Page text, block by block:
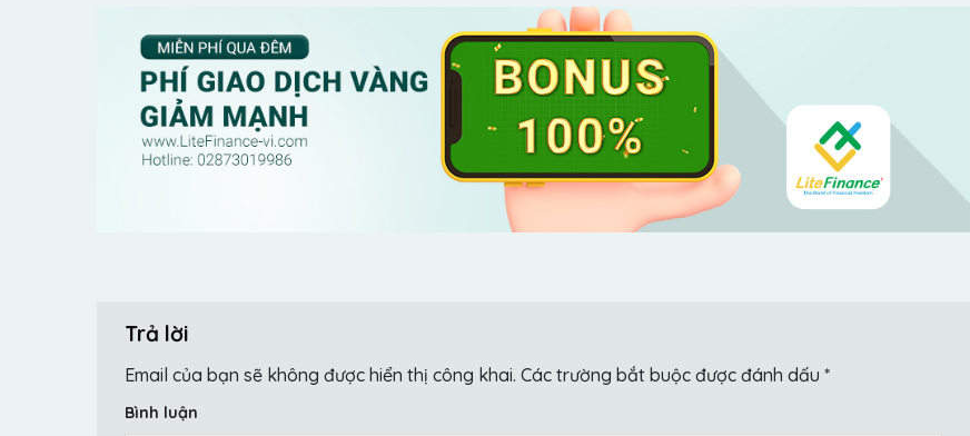
Trả lời
Email của bạn sẽ không được hiển thị công khai. Các trường bắt buộc được đánh dấu *
Bình luận